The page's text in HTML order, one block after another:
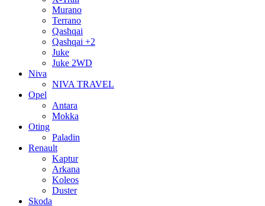
Murano
Terrano
Qashqai
Qashqai +2
Juke
Juke 2WD
Niva
NIVA TRAVEL
Opel
Antara
Mokka
Oting
Paladin
Renault
Kaptur
Arkana
Koleos
Duster
Skoda